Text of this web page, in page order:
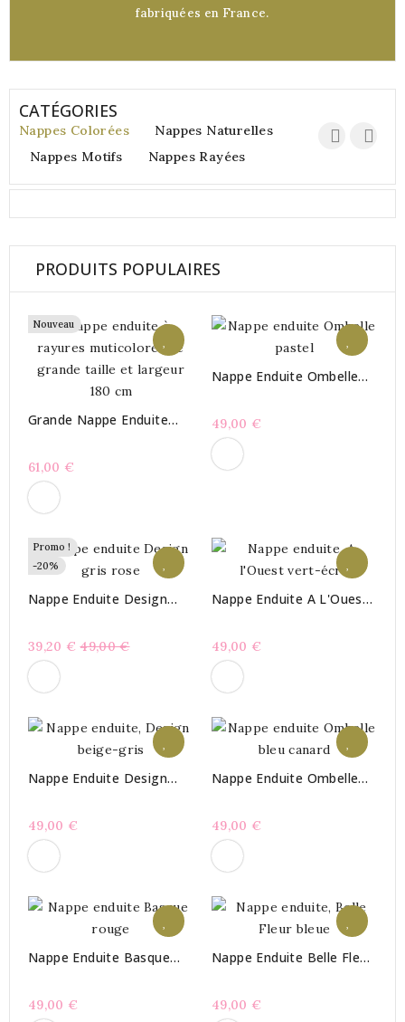
fabriquées en France.
CATÉGORIES
Nappes Colorées
Nappes Naturelles
Nappes Motifs
Nappes Rayées
PRODUITS POPULAIRES
Nouveau
Grande Nappe Enduite
61,00 €
Nappe Enduite Ombelle
49,00 €
Promo !
-20%
Nappe Enduite Design
39,20 € Prix
49,00 €
Nappe Enduite A L'Ouest
49,00 €
Nappe Enduite Design
49,00 €
Nappe Enduite Ombelle
49,00 €
Nappe Enduite Basque
49,00 €
Nappe Enduite Belle Fleur
49,00 €